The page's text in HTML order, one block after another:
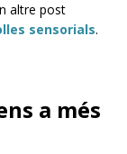
altre post
sensorials.
a més